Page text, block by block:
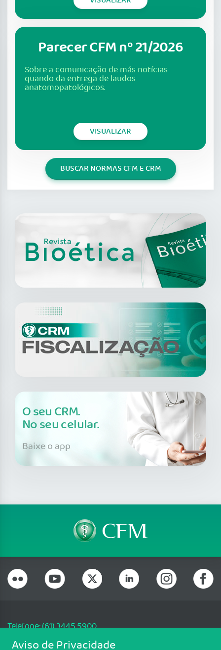
Parecer CFM nº 21/2026
Sobre a comunicação de más notícias
quando da entrega de laudos
anatomopatológicos.
VISUALIZAR
BUSCAR NORMAS CFM E CRM
O seu CRM.
No seu celular.
Baixe o app
Telefone: (61) 3445 5900
Email: cfm@portalmedico.org.br
Aviso de Privacidade